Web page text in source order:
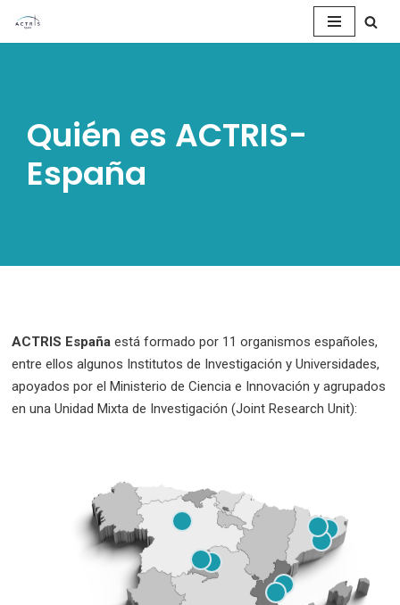
Saltar
Quién es ACTRIS-
España
ACTRIS España está formado por 11 organismos españoles,
entre ellos algunos Institutos de Investigación y Universidades,
apoyados por el Ministerio de Ciencia e Innovación y agrupados
en una Unidad Mixta de Investigación (Joint Research Unit):